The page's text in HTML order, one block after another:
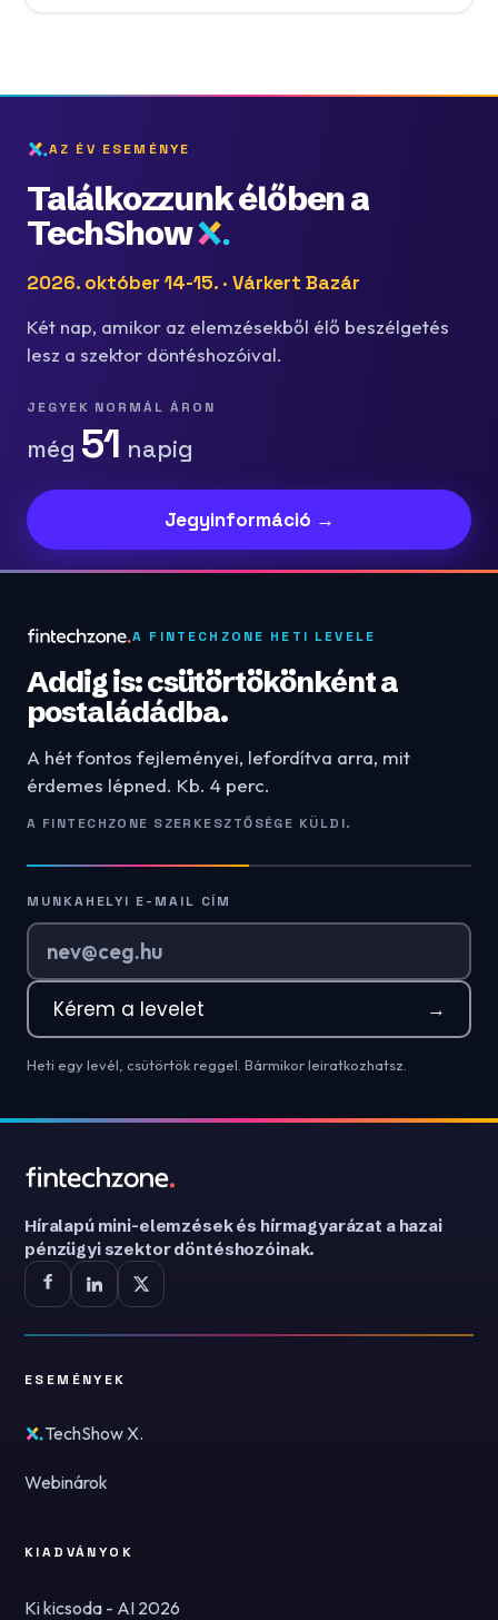
AZ ÉV ESEMÉNYE
Találkozzunk élőben a
TechShow
2026. október 14-15. · Várkert Bazár
Két nap, amikor az elemzésekből élő beszélgetés
lesz a szektor döntéshozóival.
JEGYEK NORMÁL ÁRON
még 51 napig
Jegyinformáció →
A FINTECHZONE HETI LEVELE
Addig is: csütörtökönként a
postaládádba.
A hét fontos fejleményei, lefordítva arra, mit
érdemes lépned. Kb. 4 perc.
A FINTECHZONE SZERKESZTŐSÉGE KÜLDI.
MUNKAHELYI E-MAIL CÍM
Kérem a levelet →
Heti egy levél, csütörtök reggel. Bármikor leiratkozhatsz.
Híralapú mini-elemzések és hírmagyarázat a hazai
pénzügyi szektor döntéshozóinak.
ESEMÉNYEK
TechShow X.
Webinárok
KIADVÁNYOK
Ki kicsoda - AI 2026